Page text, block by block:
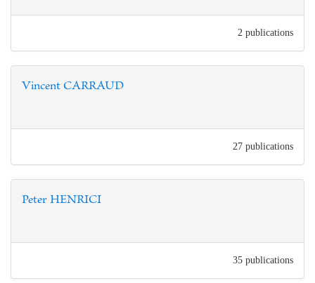
2 publications
Vincent CARRAUD
27 publications
Peter HENRICI
35 publications